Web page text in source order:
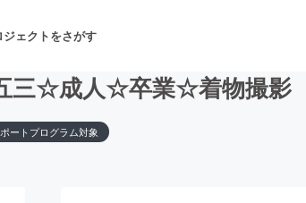
ジェクトをさがす
三☆成人☆卒業☆着物撮影
ートプログラム対象